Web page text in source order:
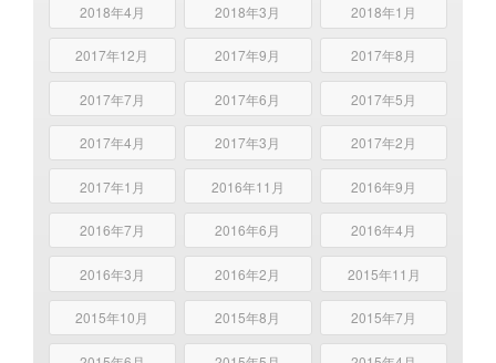
2018年4月 2018年3月 2018年1月
2017年12月 2017年9月 2017年8月
2017年7月 2017年6月 2017年5月
2017年4月 2017年3月 2017年2月
2017年1月 2016年11月 2016年9月
2016年7月 2016年6月 2016年4月
2016年3月 2016年2月 2015年11月
2015年10月 2015年8月 2015年7月